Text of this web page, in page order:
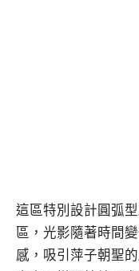
這區特別設計圓弧
區，光影隨著時間
感，吸引萍子朝聖